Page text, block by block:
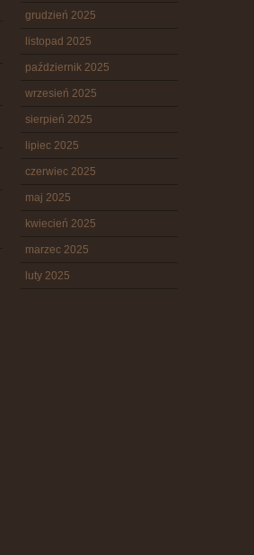
grudzień 2025
listopad 2025
październik 2025
wrzesień 2025
sierpień 2025
lipiec 2025
czerwiec 2025
maj 2025
kwiecień 2025
marzec 2025
luty 2025